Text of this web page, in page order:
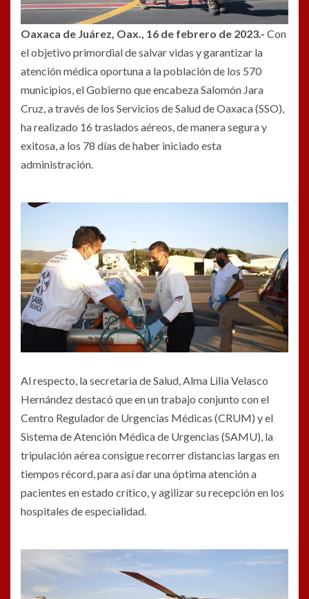
Oaxaca de Juárez, Oax., 16 de febrero de 2023.- Con
el objetivo primordial de salvar vidas y garantizar la
atención médica oportuna a la población de los 570
municipios, el Gobierno que encabeza Salomón Jara
Cruz, a través de los Servicios de Salud de Oaxaca (SSO),
ha realizado 16 traslados aéreos, de manera segura y
exitosa, a los 78 días de haber iniciado esta
administración.
Al respecto, la secretaria de Salud, Alma Lilia Velasco
Hernández destacó que en un trabajo conjunto con el
Centro Regulador de Urgencias Médicas (CRUM) y el
Sistema de Atención Médica de Urgencias (SAMU), la
tripulación aérea consigue recorrer distancias largas en
tiempos récord, para así dar una óptima atención a
pacientes en estado crítico, y agilizar su recepción en los
hospitales de especialidad.